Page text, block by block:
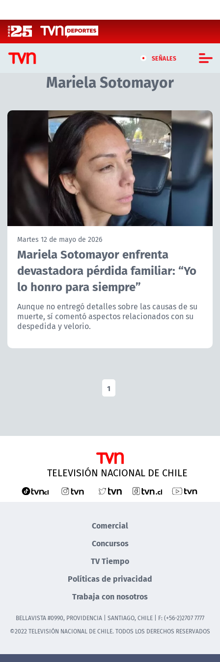
SEÑALES
CASTING MASTERCHEF CHILE
CASTING TVN VERTICAL
TVN VERTICAL
TVN PLAY
PROGRAMAS
TELESERIES
ACTUALIDAD Y TENDENCIAS
CORPORATIVO Y TRANSPARENCIA
CANAL DE DENUNCIAS
Mariela Sotomayor
Artículos relacionados con Mariela Sotomayor
Martes 12 de mayo de 2026
Mariela Sotomayor enfrenta
devastadora pérdida familiar: “Yo
lo honro para siempre”
Aunque no entregó detalles sobre las causas de su
muerte, sí comentó aspectos relacionados con su
despedida y velorio.
1
TELEVISIÓN NACIONAL DE CHILE
Comercial
Concursos
TV Tiempo
Políticas de privacidad
Trabaja con nosotros
BELLAVISTA #0990, PROVIDENCIA | SANTIAGO, CHILE | F: (+56-2)2707 7777
©2022 TELEVISIÓN NACIONAL DE CHILE. TODOS LOS DERECHOS RESERVADOS